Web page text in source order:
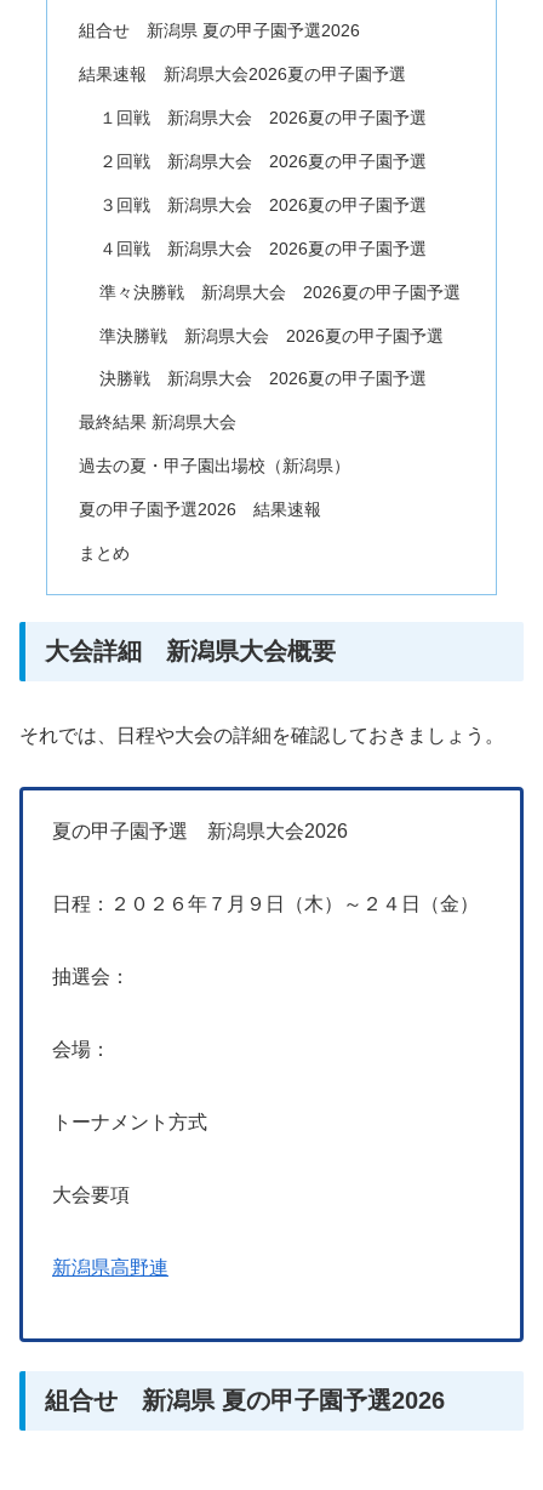
組合せ 新潟県 夏の甲子園予選2026
結果速報 新潟県大会2026夏の甲子園予選
１回戦 新潟県大会 2026夏の甲子園予選
２回戦 新潟県大会 2026夏の甲子園予選
３回戦 新潟県大会 2026夏の甲子園予選
４回戦 新潟県大会 2026夏の甲子園予選
準々決勝戦 新潟県大会 2026夏の甲子園予選
準決勝戦 新潟県大会 2026夏の甲子園予選
決勝戦 新潟県大会 2026夏の甲子園予選
最終結果 新潟県大会
過去の夏・甲子園出場校（新潟県）
夏の甲子園予選2026 結果速報
まとめ
大会詳細 新潟県大会概要
それでは、日程や大会の詳細を確認しておきましょう。
夏の甲子園予選 新潟県大会2026
日程：２０２６年７月９日（木）～２４日（金）
抽選会：
会場：
トーナメント方式
大会要項
新潟県高野連
組合せ 新潟県 夏の甲子園予選2026